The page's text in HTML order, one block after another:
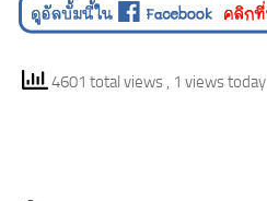
4601 total views , 1 views today